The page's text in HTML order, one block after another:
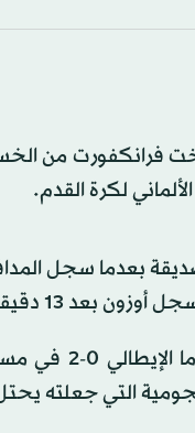
لكرة القدم.
بعدما سجل
وبدا
التي جعلته